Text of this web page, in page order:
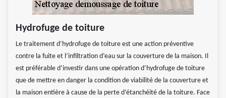
Hydrofuge de toiture
Le traitement d’hydrofuge de toiture est une action préventive
contre la fuite et l’infiltration d’eau sur la couverture de la maison. Il
est préférable d’investir dans une opération d’hydrofuge de toiture
que de mettre en danger la condition de viabilité de la couverture et
la maison entière à cause de la perte d’étanchéité de la toiture. Face